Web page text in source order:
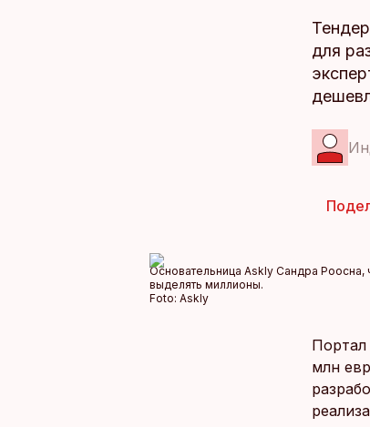
для
Основательница Askly Сандра Роосна,
выделять миллионы.
Foto: Askly
млн